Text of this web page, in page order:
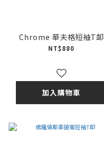
Chrome 華夫格短袖T卹
NT$880
加入購物車